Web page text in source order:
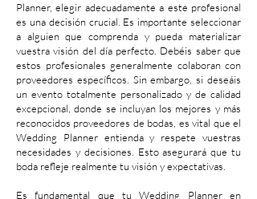
Planner, elegir adecuadamente a este profesional
es una decisión crucial. Es importante seleccionar
a alguien que comprenda y pueda materializar
vuestra visión del día perfecto. Debéis saber que
estos profesionales generalmente colaboran con
proveedores específicos. Sin embargo, si deseáis
un evento totalmente personalizado y de calidad
excepcional, donde se incluyan los mejores y más
reconocidos proveedores de bodas, es vital que el
Wedding Planner entienda y respete vuestras
necesidades y decisiones. Esto asegurará que tu
boda refleje realmente tu visión y expectativas.
Es fundamental que tu Wedding Planner en